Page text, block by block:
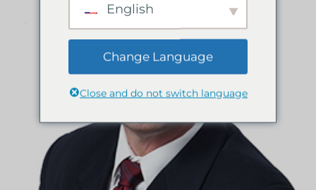
English
Change Language
Close and do not switch language